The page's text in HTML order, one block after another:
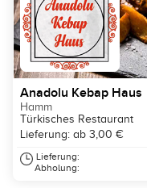
Anadolu Kebap Haus
Hamm
Türkisches Restaurant
Lieferung: ab 3,00 €
Lieferung:
Abholung: